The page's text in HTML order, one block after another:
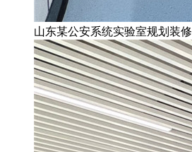
山东某公安系统实验室规划装修